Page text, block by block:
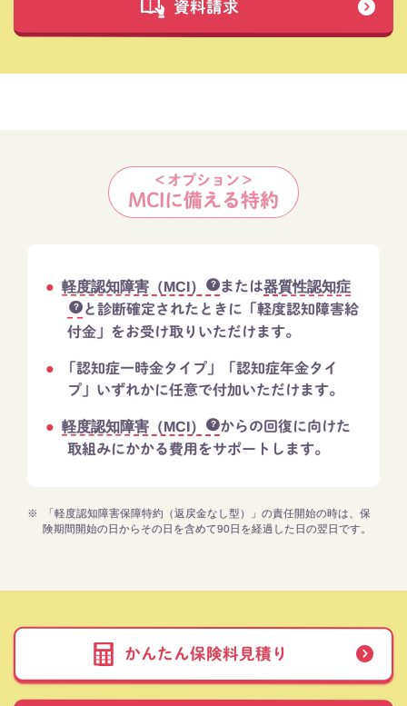
資料請求
＜オプション＞
MCIに備える特約
軽度認知障害（MCI） または器質性認知症
と診断確定されたときに「軽度認知障害給
付金」をお受け取りいただけます。​
「認知症一時金タイプ」「認知症年金タイ
プ」いずれかに任意で付加いただけます。​
軽度認知障害（MCI） からの回復に向けた
取組みにかかる費用をサポートします。​ ​
※ 「軽度認知障害保障特約（返戻金なし型）」の責任開始の時は、保
険期間開始の日からその日を含めて90日を経過した日の翌日です。
かんたん保険料見積り